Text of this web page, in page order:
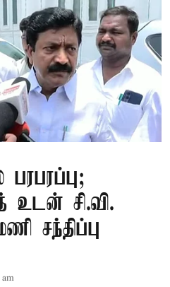
பரபரப்பு;
சி.வி.
சந்திப்பு